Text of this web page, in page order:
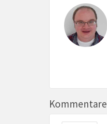
Kommentare